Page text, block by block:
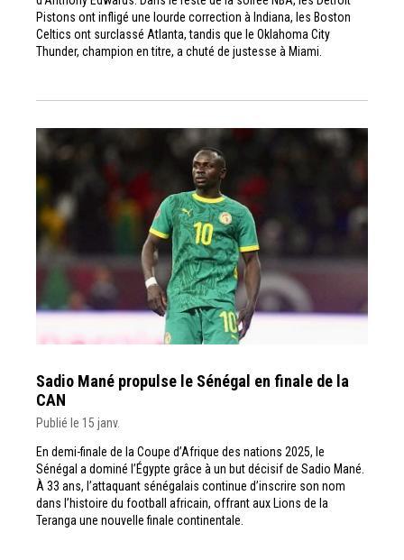
Pistons ont infligé une lourde correction à Indiana, les Boston
Celtics ont surclassé Atlanta, tandis que le Oklahoma City
Thunder, champion en titre, a chuté de justesse à Miami.
Sadio Mané propulse le Sénégal en finale de la
CAN
Publié le 15 janv.
En demi-finale de la Coupe d’Afrique des nations 2025, le
Sénégal a dominé l’Égypte grâce à un but décisif de Sadio Mané.
À 33 ans, l’attaquant sénégalais continue d’inscrire son nom
dans l’histoire du football africain, offrant aux Lions de la
Teranga une nouvelle finale continentale.